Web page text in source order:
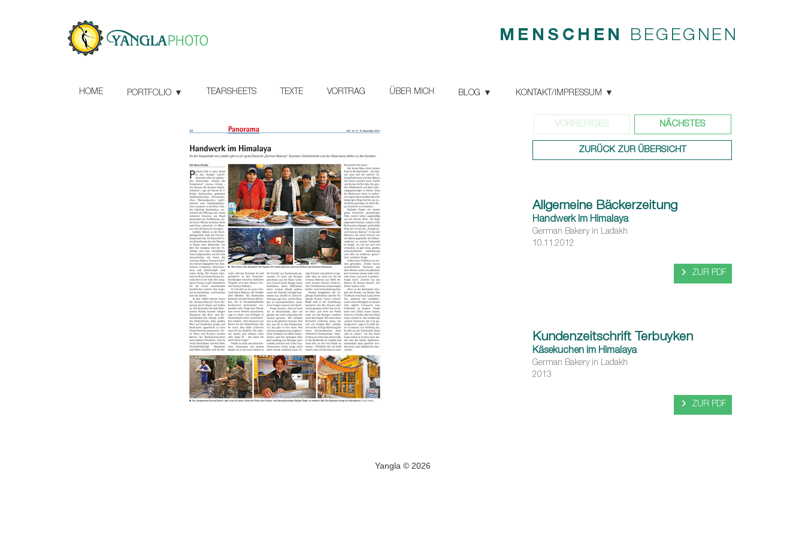
MENSCHEN BEGEGNEN
HOME PORTFOLIO TEARSHEETS TEXTE VORTRAG ÜBER MICH BLOG KONTAKT/IMPRESSUM
VORHERIGES NÄCHSTES
ZURÜCK ZUR ÜBERSICHT
Allgemeine Bäckerzeitung
Handwerk im Himalaya
German Bakery in Ladakh
10.11.2012
ZUR PDF
Kundenzeitschrift Terbuyken
Käsekuchen im Himalaya
German Bakery in Ladakh
2013
ZUR PDF
Yangla © 2026